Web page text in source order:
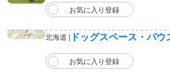
北海道 | ドッグスペース・パウ